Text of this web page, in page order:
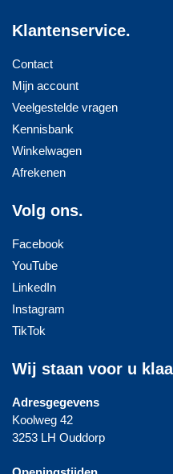
Klantenservice.
Contact
Mijn account
Veelgestelde vragen
Kennisbank
Winkelwagen
Afrekenen
Volg ons.
Facebook
YouTube
LinkedIn
Instagram
TikTok
Wij staan voor u
Adresgegevens
Koolweg 42
3253 LH Ouddorp